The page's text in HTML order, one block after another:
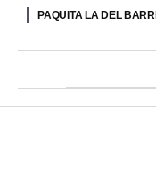
PAQUITA LA DEL